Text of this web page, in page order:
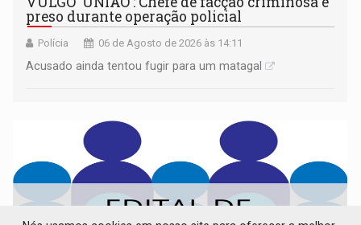
preso durante operação policial
Polícia 06 de Agosto de 2026 às 14:11
Acusado ainda tentou fugir para um matagal